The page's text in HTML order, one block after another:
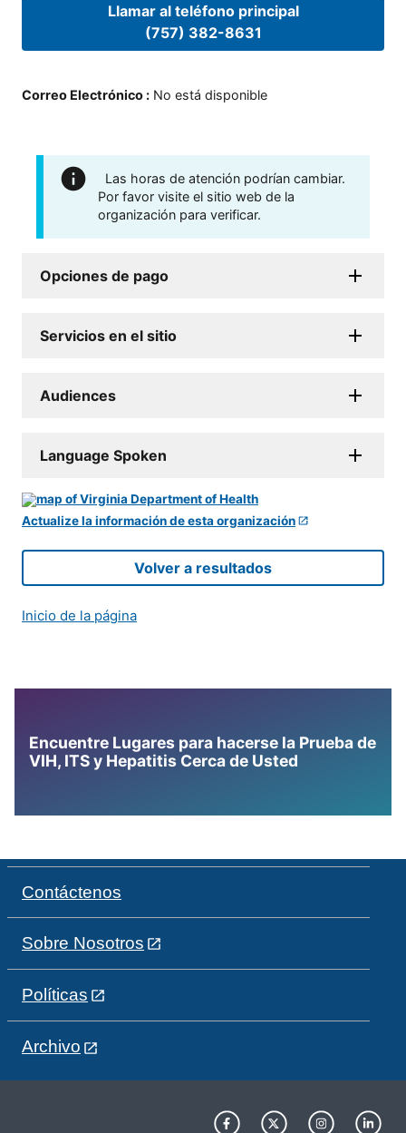
Llamar al teléfono principal
(757) 382-8631
Correo Electrónico : No está disponible
Las horas de atención podrían cambiar.
Por favor visite el sitio web de la
organización para verificar.
Opciones de pago
Servicios en el sitio
Audiences
Language Spoken
Actualize la información de esta organización
Volver a resultados
Inicio de la página
Encuentre Lugares para hacerse la Prueba de
VIH, ITS y Hepatitis Cerca de Usted
Contáctenos
Sobre Nosotros
Políticas
Archivo